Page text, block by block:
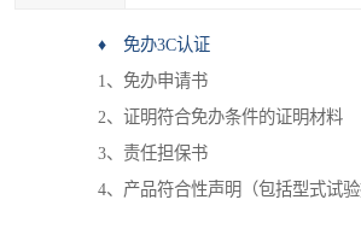
♦ 免办3C认证
1、免办申请书
2、证明符合免办条件的证明材料
3、责任担保书
4、产品符合性声明（包括型式试